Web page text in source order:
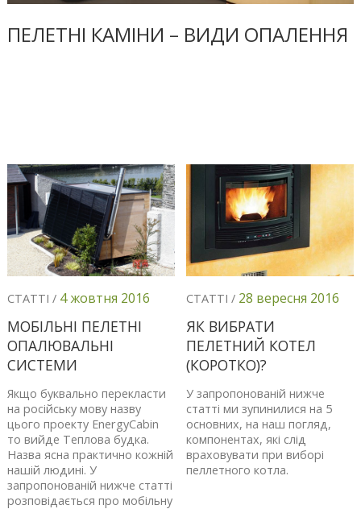
ПЕЛЕТНІ КАМІНИ – ВИДИ ОПАЛЕННЯ
СТАТТІ / 4 жовтня 2016
МОБІЛЬНІ ПЕЛЕТНІ
ОПАЛЮВАЛЬНІ
СИСТЕМИ
Якщо буквально перекласти
на російську мову назву
цього проекту EnergyCabin
то вийде Теплова будка.
Назва ясна практично кожній
нашій людині. У
запропонованій нижче статті
розповідається про мобільну
СТАТТІ / 28 вересня 2016
ЯК ВИБРАТИ
ПЕЛЕТНИЙ КОТЕЛ
(КОРОТКО)?
У запропонованій нижче
статті ми зупинилися на 5
основних, на наш погляд,
компонентах, які слід
враховувати при виборі
пеллетного котла.